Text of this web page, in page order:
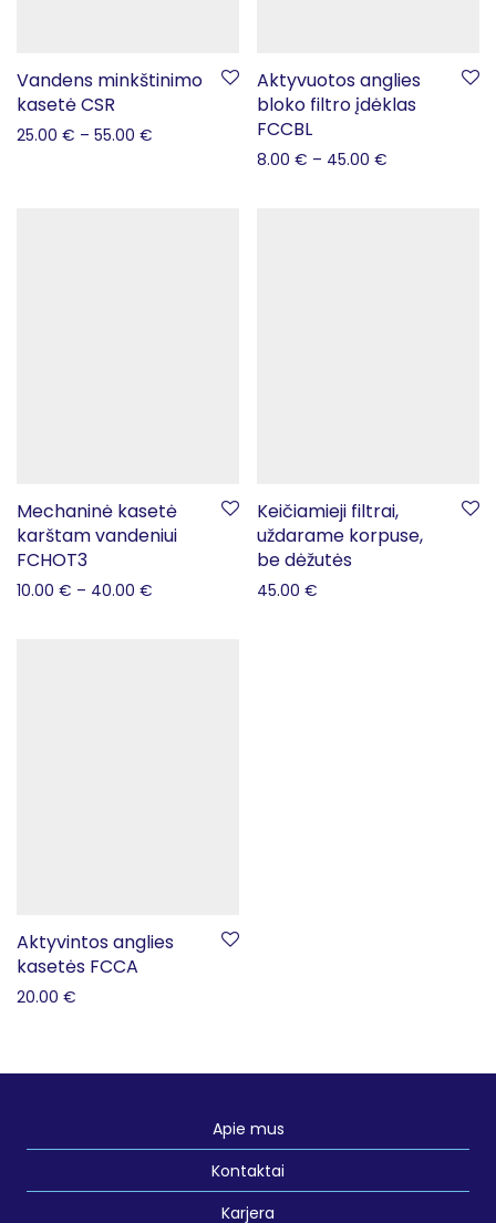
Vandens minkštinimo
kasetė CSR
25.00 € – 55.00 €
Aktyvuotos anglies
bloko filtro įdėklas
FCCBL
8.00 € – 45.00 €
Mechaninė kasetė
karštam vandeniui
FCHOT3
10.00 € – 40.00 €
Keičiamieji filtrai,
uždarame korpuse,
be dėžutės
45.00 €
Aktyvintos anglies
kasetės FCCA
20.00 €
Apie mus
Kontaktai
Karjera